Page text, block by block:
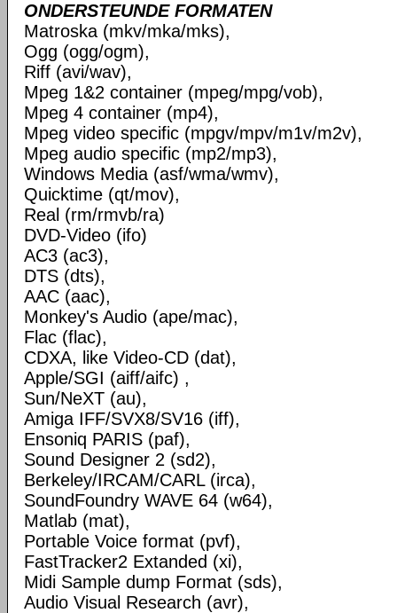
ONDERSTEUNDE FORMATEN
Matroska (mkv/mka/mks),
Ogg (ogg/ogm),
Riff (avi/wav),
Mpeg 1&2 container (mpeg/mpg/vob),
Mpeg 4 container (mp4),
Mpeg video specific (mpgv/mpv/m1v/m2v),
Mpeg audio specific (mp2/mp3),
Windows Media (asf/wma/wmv),
Quicktime (qt/mov),
Real (rm/rmvb/ra)
DVD-Video (ifo)
AC3 (ac3),
DTS (dts),
AAC (aac),
Monkey's Audio (ape/mac),
Flac (flac),
CDXA, like Video-CD (dat),
Apple/SGI (aiff/aifc) ,
Sun/NeXT (au),
Amiga IFF/SVX8/SV16 (iff),
Ensoniq PARIS (paf),
Sound Designer 2 (sd2),
Berkeley/IRCAM/CARL (irca),
SoundFoundry WAVE 64 (w64),
Matlab (mat),
Portable Voice format (pvf),
FastTracker2 Extanded (xi),
Midi Sample dump Format (sds),
Audio Visual Research (avr),